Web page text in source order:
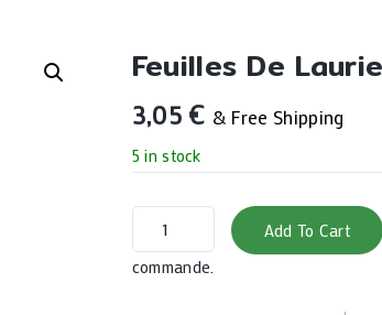
Feuilles De
3,05 € & Free Shipping
5 in stock
laurier
Add To Cart
commande.